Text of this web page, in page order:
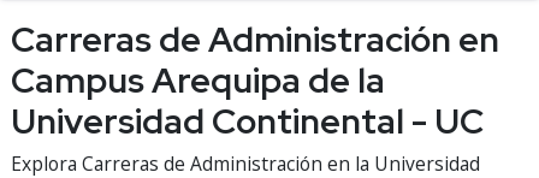
Carreras de Administración en
Campus Arequipa de la
Universidad Continental - UC
Explora Carreras de Administración en la Universidad